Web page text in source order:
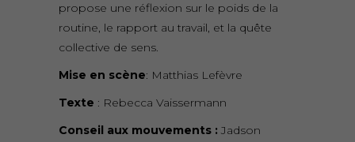
propose une réflexion sur le poids de la
routine, le rapport au travail, et la quête
collective de sens.
Mise en scène: Matthias Lefèvre
Texte : Rebecca Vaissermann
Conseil aux mouvements : Jadson